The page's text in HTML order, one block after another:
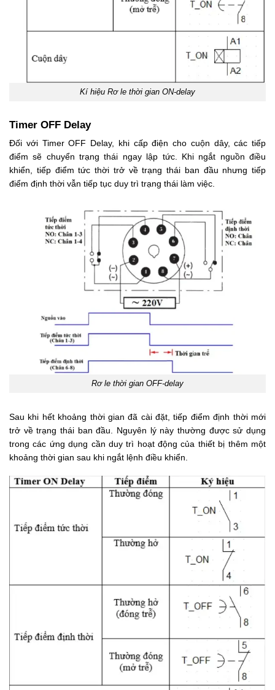
Kí hiệu Rơ le thời gian ON-delay
Timer OFF Delay
Đối với Timer OFF Delay, khi cấp điện cho cuộn dây, các tiếp
điểm sẽ chuyển trạng thái ngay lập tức. Khi ngắt nguồn điều
khiển, tiếp điểm tức thời trở về trạng thái ban đầu nhưng tiếp
điểm định thời vẫn tiếp tục duy trì trạng thái làm việc.
Rơ le thời gian OFF-delay
Sau khi hết khoảng thời gian đã cài đặt, tiếp điểm định thời mới
trở về trạng thái ban đầu. Nguyên lý này thường được sử dụng
trong các ứng dụng cần duy trì hoạt động của thiết bị thêm một
khoảng thời gian sau khi ngắt lệnh điều khiển.